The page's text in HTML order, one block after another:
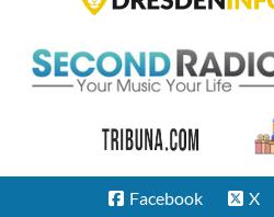
Facebook X